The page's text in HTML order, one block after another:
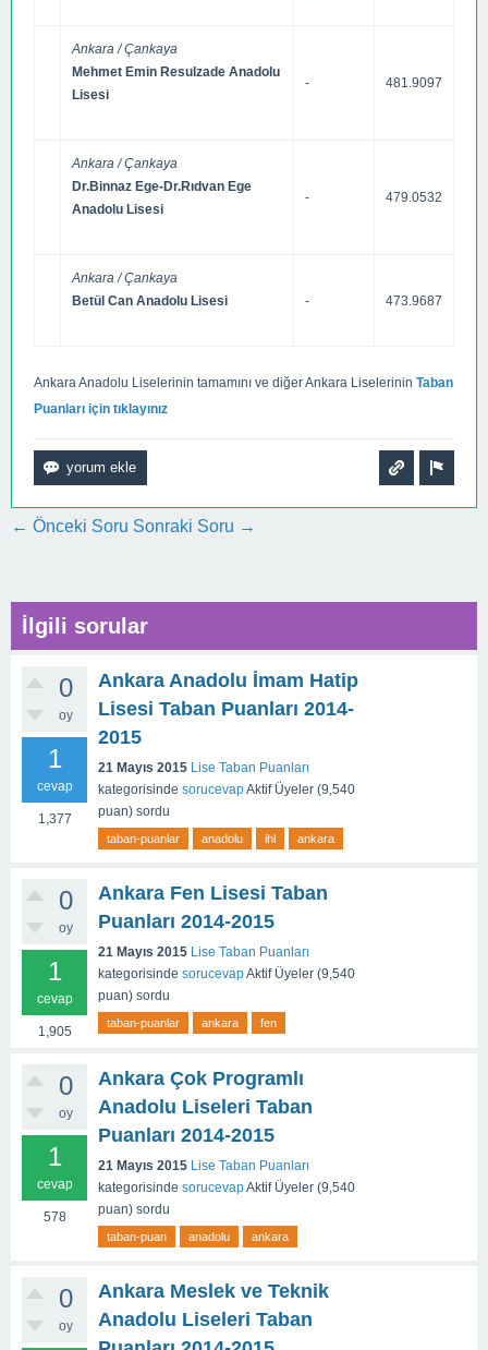
Ankara / Çankaya
Mehmet Emin Resulzade Anadolu
Lisesi
- 481.9097
Ankara / Çankaya
Dr.Binnaz Ege-Dr.Rıdvan Ege
Anadolu Lisesi
- 479.0532
Ankara / Çankaya
Betül Can Anadolu Lisesi
- 473.9687
Ankara Anadolu Liselerinin tamamını ve diğer Ankara Liselerinin Taban
Puanları için tıklayınız
← Önceki Soru Sonraki Soru →
İlgili sorular
0
oy
1
cevap
1,377
Ankara Anadolu İmam Hatip
Lisesi Taban Puanları 2014-
2015
21 Mayıs 2015 Lise Taban Puanları
kategorisinde sorucevapAktif Üyeler (9,540
puan) sordu
taban-puanlar anadolu ihl ankara
0
oy
1
cevap
1,905
Ankara Fen Lisesi Taban
Puanları 2014-2015
21 Mayıs 2015 Lise Taban Puanları
kategorisinde sorucevapAktif Üyeler (9,540
puan) sordu
taban-puanlar ankara fen
0
oy
1
cevap
578
Ankara Çok Programlı
Anadolu Liseleri Taban
Puanları 2014-2015
21 Mayıs 2015 Lise Taban Puanları
kategorisinde sorucevapAktif Üyeler (9,540
puan) sordu
taban-puan anadolu ankara
0
oy
Ankara Meslek ve Teknik
Anadolu Liseleri Taban